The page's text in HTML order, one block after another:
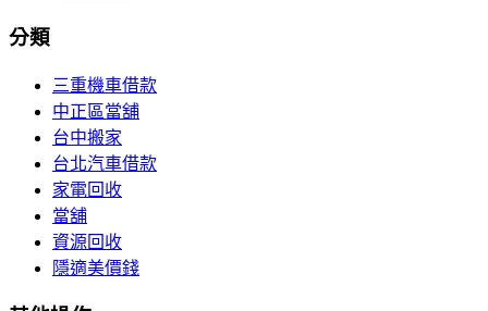
分類
三重機車借款
中正區當舖
台中搬家
台北汽車借款
家電回收
當舖
資源回收
隱適美價錢